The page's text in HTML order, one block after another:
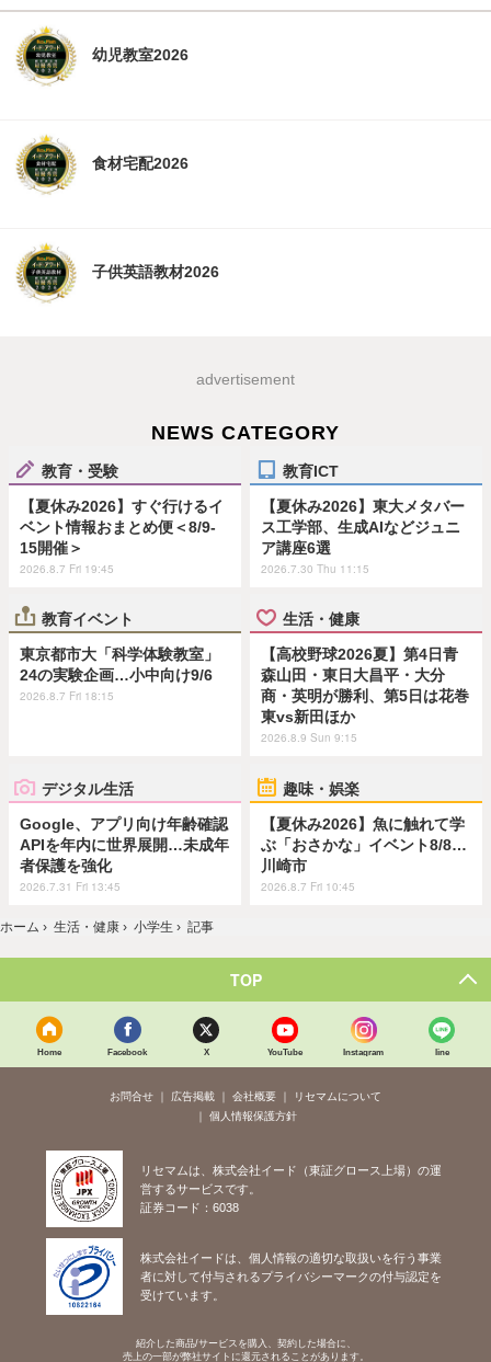
幼児教室2026
食材宅配2026
子供英語教材2026
advertisement
NEWS CATEGORY
教育・受験
【夏休み2026】すぐ行けるイ
ベント情報おまとめ便＜8/9-
15開催＞
2026.8.7 Fri 19:45
教育ICT
【夏休み2026】東大メタバー
ス工学部、生成AIなどジュニ
ア講座6選
2026.7.30 Thu 11:15
教育イベント
東京都市大「科学体験教室」
24の実験企画…小中向け9/6
2026.8.7 Fri 18:15
生活・健康
【高校野球2026夏】第4日青
森山田・東日大昌平・大分
商・英明が勝利、第5日は花巻
東vs新田ほか
2026.8.9 Sun 9:15
デジタル生活
Google、アプリ向け年齢確認
APIを年内に世界展開…未成年
者保護を強化
2026.7.31 Fri 13:45
趣味・娯楽
【夏休み2026】魚に触れて学
ぶ「おさかな」イベント8/8…
川崎市
2026.8.7 Fri 10:45
ホーム › 生活・健康 › 小学生 › 記事
TOP
Home Facebook X YouTube Instagram line
お問合せ 広告掲載 会社概要
リセマムについて
個人情報保護方針
リセマムは、株式会社イード（東証グロース上場）の運
営するサービスです。
証券コード：6038
株式会社イードは、個人情報の適切な取扱いを行う事業
者に対して付与されるプライバシーマークの付与認定を
受けています。
紹介した商品/サービスを購入、契約した場合に、
売上の一部が弊社サイトに還元されることがあります。